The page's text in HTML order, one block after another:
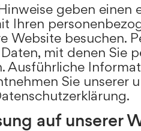
geben einen
Ihren
Website besuchen.
mit denen Sie
Ausführliche
Sie unserer
auf unserer